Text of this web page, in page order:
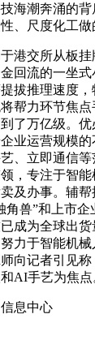
海潮奔涌的背
、尺度化工做
交所从板挂
回流的一坐
拔推理速度，
帮力环节焦
了万亿级。
业运营规模
、立即通信
，专注于智
及办事。辅
角兽”和上市
成为全球出
力于智能机
向记者引见
AI手艺为焦点
息中心